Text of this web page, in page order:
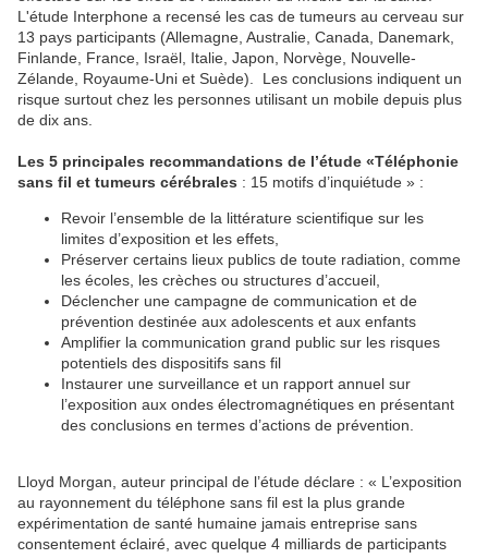
L'étude Interphone a recensé les cas de tumeurs au cerveau sur
13 pays participants (Allemagne, Australie, Canada, Danemark,
Finlande, France, Israël, Italie, Japon, Norvège, Nouvelle-
Zélande, Royaume-Uni et Suède). Les conclusions indiquent un
risque surtout chez les personnes utilisant un mobile depuis plus
de dix ans.
Les 5 principales recommandations de l’étude «Téléphonie
sans fil et tumeurs cérébrales : 15 motifs d’inquiétude » :
Revoir l’ensemble de la littérature scientifique sur les
limites d’exposition et les effets,
Préserver certains lieux publics de toute radiation, comme
les écoles, les crèches ou structures d’accueil,
Déclencher une campagne de communication et de
prévention destinée aux adolescents et aux enfants
Amplifier la communication grand public sur les risques
potentiels des dispositifs sans fil
Instaurer une surveillance et un rapport annuel sur
l’exposition aux ondes électromagnétiques en présentant
des conclusions en termes d’actions de prévention.
Lloyd Morgan, auteur principal de l’étude déclare : « L’exposition
au rayonnement du téléphone sans fil est la plus grande
expérimentation de santé humaine jamais entreprise sans
consentement éclairé, avec quelque 4 milliards de participants